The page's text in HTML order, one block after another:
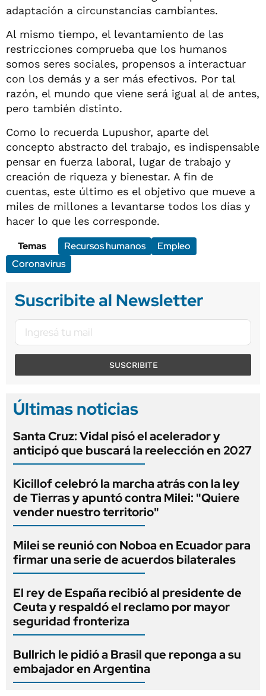
adaptación a circunstancias cambiantes.
Al mismo tiempo, el levantamiento de las
restricciones comprueba que los humanos
somos seres sociales, propensos a interactuar
con los demás y a ser más efectivos. Por tal
razón, el mundo que viene será igual al de antes,
pero también distinto.
Como lo recuerda Lupushor, aparte del
concepto abstracto del trabajo, es indispensable
pensar en fuerza laboral, lugar de trabajo y
creación de riqueza y bienestar. A fin de
cuentas, este último es el objetivo que mueve a
miles de millones a levantarse todos los días y
hacer lo que les corresponde.
Temas
Recursos humanos
Empleo
Coronavirus
Suscribite al Newsletter
SUSCRIBITE
Últimas noticias
Santa Cruz: Vidal pisó el acelerador y
anticipó que buscará la reelección en 2027
Kicillof celebró la marcha atrás con la ley
de Tierras y apuntó contra Milei: "Quiere
vender nuestro territorio"
Milei se reunió con Noboa en Ecuador para
firmar una serie de acuerdos bilaterales
El rey de España recibió al presidente de
Ceuta y respaldó el reclamo por mayor
seguridad fronteriza
Bullrich le pidió a Brasil que reponga a su
embajador en Argentina